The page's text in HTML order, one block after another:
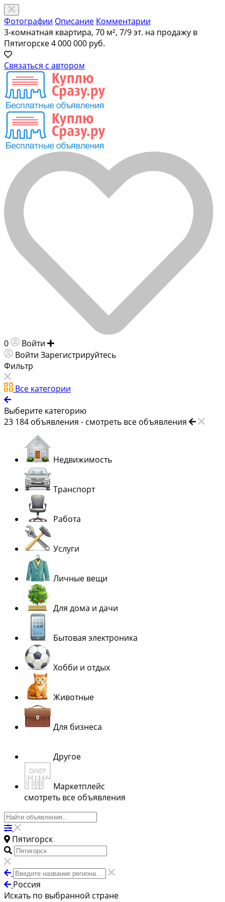
Фотографии Описание Комментарии
3-комнатная квартира, 70 м², 7/9 эт. на продажу в
Пятигорске4 000 000 руб.
Связаться с автором
0 Войти
Войти Зарегистрируйтесь
Фильтр
Все категории
Выберите категорию
23 184 объявления - смотреть все объявления
Недвижимость
Транспорт
Работа
Услуги
Личные вещи
Для дома и дачи
Бытовая электроника
Хобби и отдых
Животные
Для бизнеса
Другое
Маркетплейс
смотреть все объявления
Пятигорск
Россия
Искать по выбранной стране